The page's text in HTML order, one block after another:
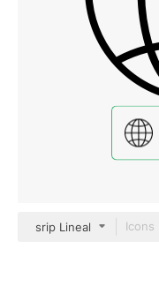
srip Lineal